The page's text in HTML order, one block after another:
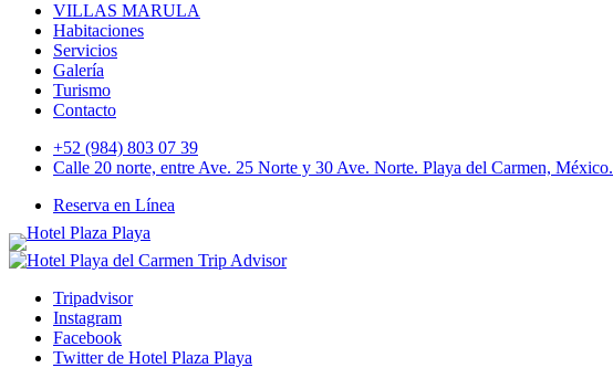
VILLAS MARULA
Habitaciones
Servicios
Galería
Turismo
Contacto
+52 (984) 803 07 39
Calle 20 norte, entre Ave. 25 Norte y 30 Ave. Norte. Playa del Carmen, México.
Reserva en Línea
Tripadvisor
Instagram
Facebook
Twitter de Hotel Plaza Playa